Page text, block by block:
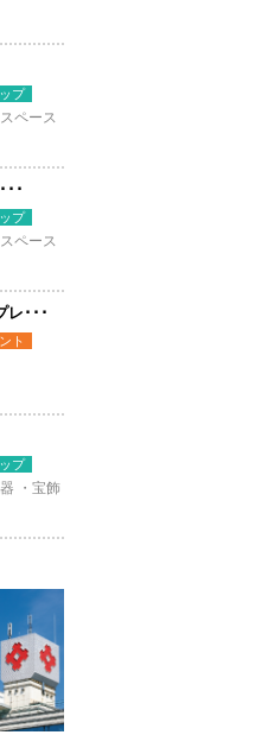
プ
ペース
･･
プ
ペース
レ･･･
ト
プ
・宝飾